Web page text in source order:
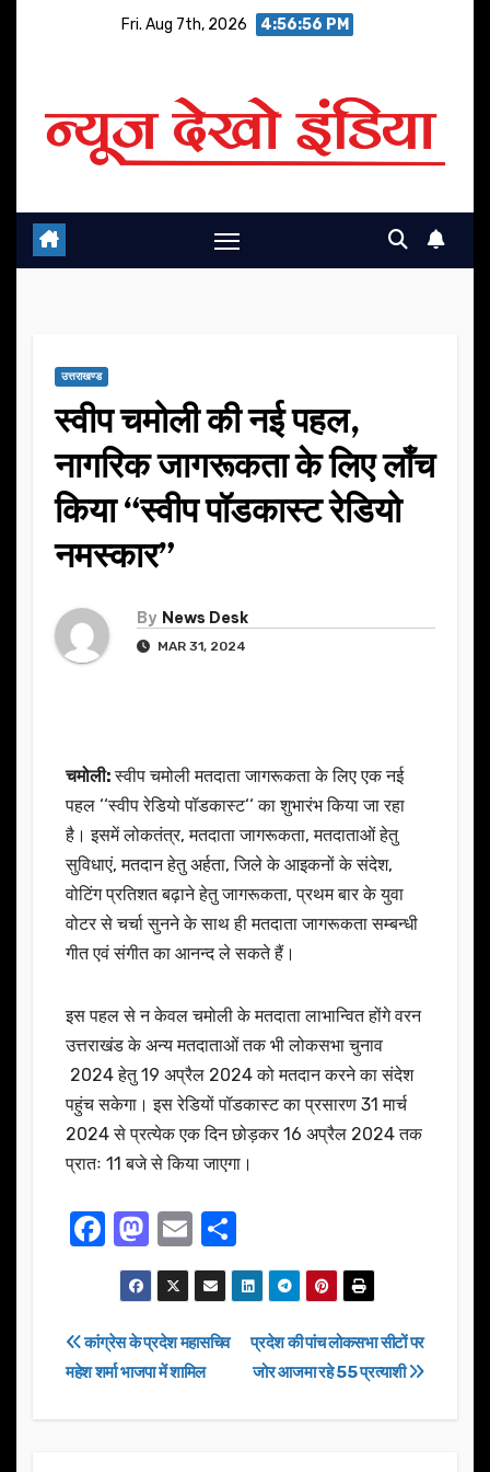
Fri. Aug 7th, 2026 4:56:56 PM
उत्तराखण्ड
स्वीप चमोली की नई पहल,
नागरिक जागरूकता के लिए लाँच
किया “स्वीप पॉडकास्ट रेडियो
नमस्कार”
By News Desk
MAR 31, 2024
चमोली:स्वीप चमोली मतदाता जागरूकता के लिए एक नई
पहल ‘‘स्वीप रेडियो पॉडकास्ट‘‘ का शुभारंभ किया जा रहा
है। इसमें लोकतंत्र, मतदाता जागरूकता, मतदाताओं हेतु
सुविधाएं, मतदान हेतु अर्हता, जिले के आइकनों के संदेश,
वोटिंग प्रतिशत बढ़ाने हेतु जागरूकता, प्रथम बार के युवा
वोटर से चर्चा सुनने के साथ ही मतदाता जागरूकता सम्बन्धी
गीत एवं संगीत का आनन्द ले सकते हैं।
इस पहल से न केवल चमोली के मतदाता लाभान्वित होंगे वरन
उत्तराखंड के अन्य मतदाताओं तक भी लोकसभा चुनाव
2024 हेतु 19 अप्रैल 2024 को मतदान करने का संदेश
पहुंच सकेगा। इस रेडियों पॉडकास्ट का प्रसारण 31 मार्च
2024 से प्रत्येक एक दिन छोड़कर 16 अप्रैल 2024 तक
प्रातः 11 बजे से किया जाएगा।
F
a
c
e
b
M
a
st
o
d
E
m
ail
h
ar
e
Post
navigation
प्रदेश की पांच लोकसभा सीटों पर
जोर आजमा रहे 55 प्रत्याशी
कांग्रेस के प्रदेश महासचिव
महेश शर्मा भाजपा में शामिल